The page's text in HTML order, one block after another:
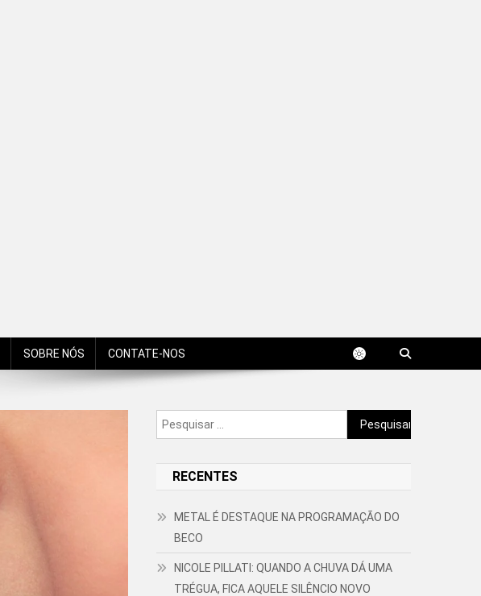
SOBRE NÓS CONTATE-NOS
Pesquisar
por:
RECENTES
METAL É DESTAQUE NA PROGRAMAÇÃO DO
BECO
NICOLE PILLATI: QUANDO A CHUVA DÁ UMA
TRÉGUA, FICA AQUELE SILÊNCIO NOVO